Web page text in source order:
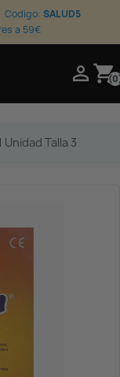
Codigo: SALUD5
a 59€
 shopping_cart
Unidad Talla 3